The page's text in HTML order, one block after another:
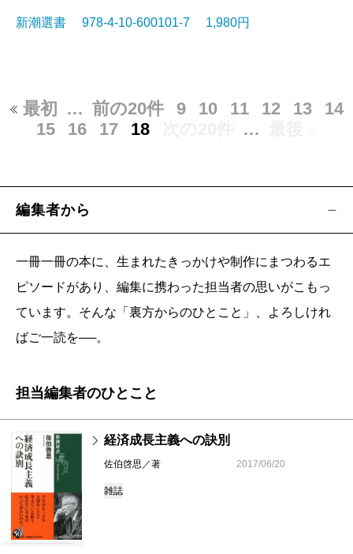
新潮選書 978-4-10-600101-7 1,980円
最初 … 前の20件 9 10 11 12 13
14
15
16 17 18 …
編集者から
一冊一冊の本に、生まれたきっかけや制作にまつわるエ
ピソードがあり、編集に携わった担当者の思いがこもっ
ています。そんな「裏方からのひとこと」、よろしけれ
ばご一読を──。
担当編集者のひとこと
経済成長主義への訣別
佐伯啓思／著 2017/06/20
雑誌